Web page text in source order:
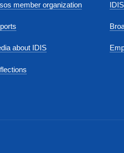
member organization
about IDIS